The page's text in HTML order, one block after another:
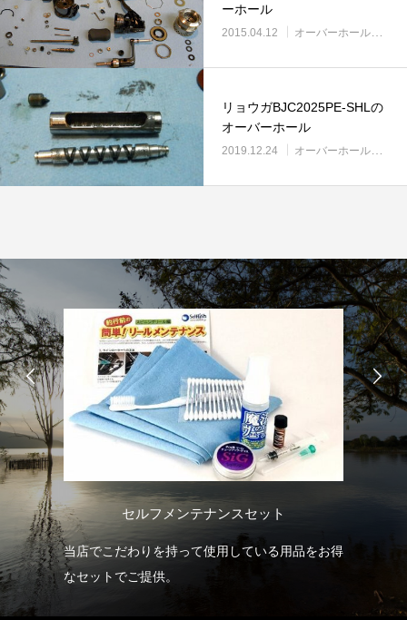
ーホール
2015.04.12 オーバーホール実例
リョウガBJC2025PE-SHLの
オーバーホール
2019.12.24 オーバーホール実例
放
セルフメンテナンスセット
当店でこだわりを持って使用している用品をお得
なセットでご提供。
の